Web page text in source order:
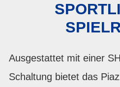
Ausgestattet mit einer
Schaltung bietet das